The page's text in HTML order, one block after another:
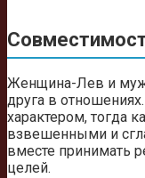
Женщина-Лев и
друга в
характером, тогда
взвешенными и
вместе принимать
целей.